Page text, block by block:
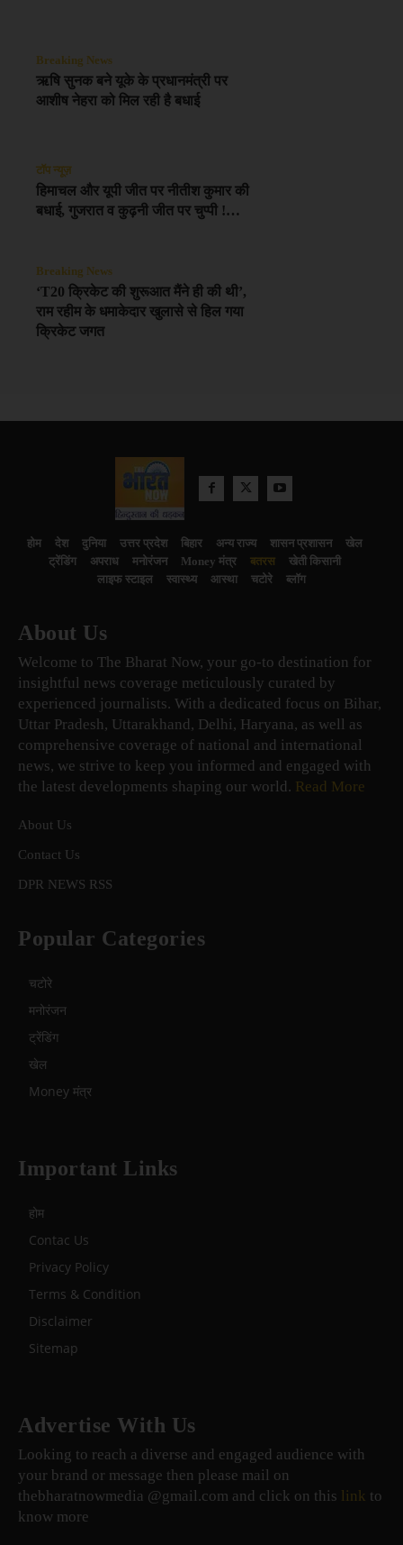
Breaking News
ऋषि सुनक बने यूके के प्रधानमंत्री पर
आशीष नेहरा को मिल रही है बधाई
टॉप न्यूज़
हिमाचल और यूपी जीत पर नीतीश कुमार की
बधाई, गुजरात व कुढ़नी जीत पर चुप्पी !…
Breaking News
‘T20 क्रिकेट की शुरूआत मैंने ही की थी’,
राम रहीम के धमाकेदार खुलासे से हिल गया
क्रिकेट जगत
होम देश दुनिया उत्तर प्रदेश बिहार अन्य राज्य शासन प्रशासन
खेल
ट्रेंडिंग
अपराध मनोरंजन Money मंत्र बतरस
खेती किसानी
लाइफ स्टाइल
स्वास्थ्य आस्था चटोरे ब्लॉग
About Us
Welcome to The Bharat Now, your go-to destination for
insightful news coverage meticulously curated by
experienced journalists. With a dedicated focus on Bihar,
Uttar Pradesh, Uttarakhand, Delhi, Haryana, as well as
comprehensive coverage of national and international
news, we strive to keep you informed and engaged with
the latest developments shaping our world. Read More
About Us
Contact Us
DPR NEWS RSS
Popular Categories
चटोरे
मनोरंजन
ट्रेंडिंग
खेल
Money मंत्र
Important Links
होम
Contac Us
Privacy Policy
Terms & Condition
Disclaimer
Sitemap
Advertise With Us
Looking to reach a diverse and engaged audience with
your brand or message then please mail on
thebharatnowmedia @gmail.com and click on this link to
know more